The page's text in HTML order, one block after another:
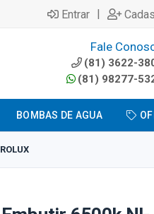
Entrar |
Fale
(81) 3622-
(81) 98277-
BOMBAS DE AGUA